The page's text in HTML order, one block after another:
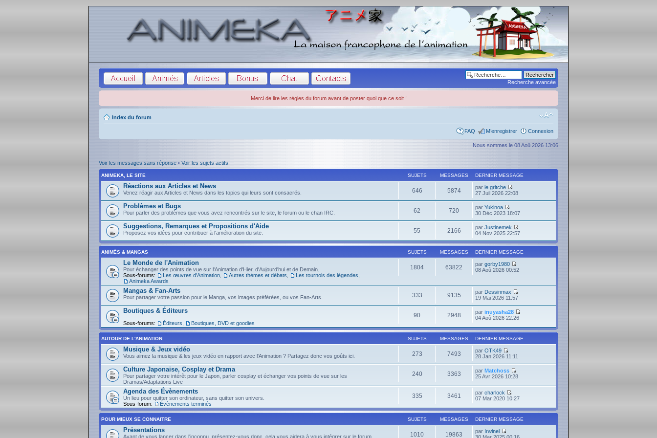
Recherche avancée
Merci de lire les règles du forum avant de poster quoi que ce soit !
Index du forum
FAQ M’enregistrer Connexion
Nous sommes le 08 Aoû 2026 13:06
Voir les messages sans réponse • Voir les sujets actifs
ANIMEKA, LE SITE SUJETS MESSAGES DERNIER MESSAGE
Réactions aux Articles et News
Venez réagir aux Articles et News dans les topics qui leurs sont consacrés. 646 5874 par le gritche
27 Juil 2026 22:08
Problèmes et Bugs
Pour parler des problèmes que vous avez rencontrés sur le site, le forum ou le chan IRC. 62 720 par Yukinoa
30 Déc 2023 18:07
Suggestions, Remarques et Propositions d'Aide
Proposez vos idées pour contribuer à l'amélioration du site. 55 2166 par Justinemek
04 Nov 2025 22:57
ANIMÉS & MANGAS SUJETS MESSAGES DERNIER MESSAGE
Le Monde de l'Animation
Pour échanger des points de vue sur l'Animation d'Hier, d'Aujourd'hui et de Demain.
Sous-forums:
Les œuvres d'Animation Autres thèmes et débats Les tournois des légendes
Animeka Awards
1804 63822 par gorby1980
08 Aoû 2026 00:52
Mangas & Fan-Arts
Pour partager votre passion pour le Manga, vos images préférées, ou vos Fan-Arts. 333 9135 par Dessinmax
19 Mai 2026 11:57
Boutiques & Éditeurs
Sous-forums: Éditeurs Boutiques, DVD et goodies
90 2948 par inuyasha28
04 Aoû 2026 22:26
AUTOUR DE L'ANIMATION SUJETS MESSAGES DERNIER MESSAGE
Musique & Jeux vidéo
Vous aimez la musique & les jeux vidéo en rapport avec l'Animation ? Partagez donc vos goûts ici. 273 7493 par OTK49
28 Jan 2026 11:11
Culture Japonaise, Cosplay et Drama
Pour partager votre intérêt pour le Japon, parler cosplay et échanger vos points de vue sur les
Dramas/Adaptations Live
240 3363 par Matchoss
25 Avr 2026 10:28
Agenda des Évènements
Un lieu pour quitter son ordinateur, sans quitter son univers.
Sous-forum:
Évènements terminés
335 3461 par charlock
07 Mar 2020 10:27
POUR MIEUX SE CONNAITRE SUJETS MESSAGES DERNIER MESSAGE
Présentations
Avant de vous lancer dans l'inconnu, présentez-vous donc, cela vous aidera à vous intégrer sur le forum 1010 19863 par Irwinel
30 Mar 2025 00:16